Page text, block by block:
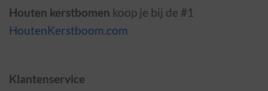
Houten kerstbomen koop je bij de #1
HoutenKerstboom.com
Klantenservice